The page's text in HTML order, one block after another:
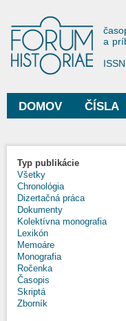
a
Hlavné menu
DOMOV ČÍSLA
Typ publikácie
Všetky
Chronológia
Dizertačná práca
Dokumenty
Kolektívna monografia
Lexikón
Memoáre
Monografia
Ročenka
Časopis
Skriptá
Zborník